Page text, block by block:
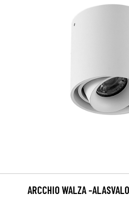
ARCCHIO WALZA -